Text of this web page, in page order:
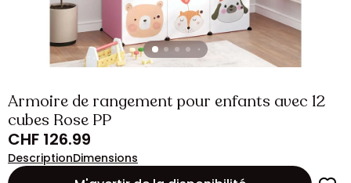
Armoire de rangement pour enfants avec 12
cubes Rose PP
CHF 126.99
DescriptionDimensions